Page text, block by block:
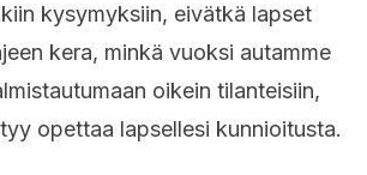
kysymyksiin, eivätkä lapset
kera, minkä vuoksi autamme
oikein tilanteisiin,
opettaa lapsellesi kunnioitusta.